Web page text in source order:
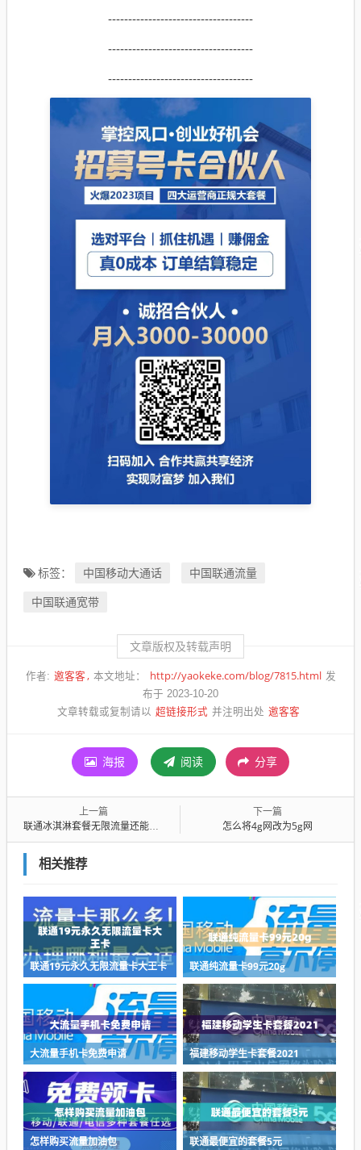
------------------------------------
------------------------------------
------------------------------------
标签： 中国移动大通话
中国联通流量
中国联通宽带
文章版权及转载声明
作者: 邀客客 本文地址： http://yaokeke.com/blog/7815.html 发
布于 2023-10-20
文章转载或复制请以 超链接形式 并注明出处 邀客客
海报 阅读 分享
上一篇
联通冰淇淋套餐无限流量还能办吗
下一篇
怎么将4g网改为5g网
相关推荐
联通19元永久无限流量卡大王卡 联通纯流量卡99元20g
大流量手机卡免费申请 福建移动学生卡套餐2021
怎样购买流量加油包 联通最便宜的套餐5元